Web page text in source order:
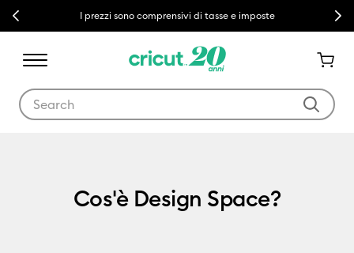
Previous I prezzi sono comprensivi di tasse e imposte Next
Cos'è Design Space?